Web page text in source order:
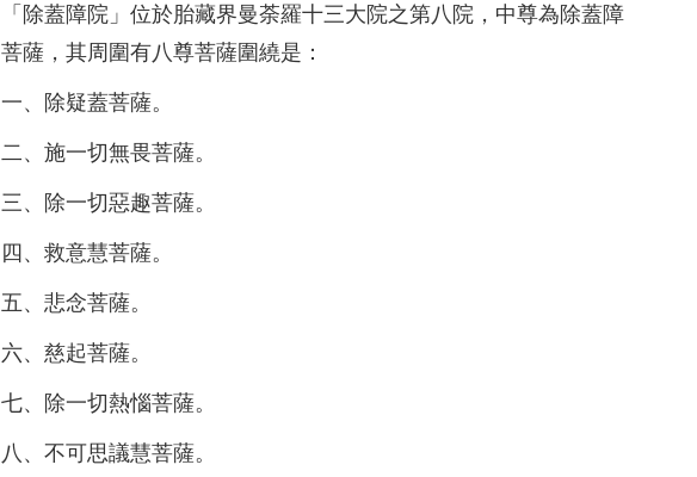
「除蓋障院」位於胎藏界曼荼羅十三大院之第八院，中尊為除蓋障
菩薩，其周圍有八尊菩薩圍繞是：
一、除疑蓋菩薩。
二、施一切無畏菩薩。
三、除一切惡趣菩薩。
四、救意慧菩薩。
五、悲念菩薩。
六、慈起菩薩。
七、除一切熱惱菩薩。
八、不可思議慧菩薩。